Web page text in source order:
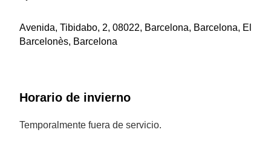
Avenida, Tibidabo, 2, 08022, Barcelona, Barcelona, El
Barcelonès, Barcelona
Horario de invierno
Temporalmente fuera de servicio.